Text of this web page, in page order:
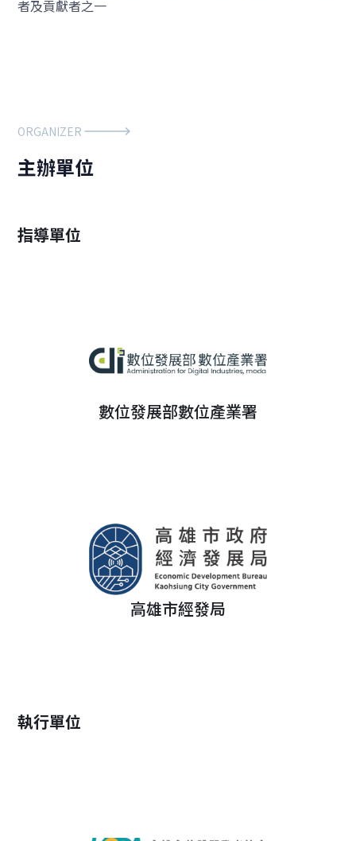
者及貢獻者之一
ORGANIZER
主辦單位
指導單位
數位發展部數位產業署
高雄市經發局
執行單位